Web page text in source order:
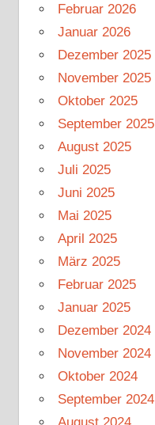
Februar 2026
Januar 2026
Dezember 2025
November 2025
Oktober 2025
September 2025
August 2025
Juli 2025
Juni 2025
Mai 2025
April 2025
März 2025
Februar 2025
Januar 2025
Dezember 2024
November 2024
Oktober 2024
September 2024